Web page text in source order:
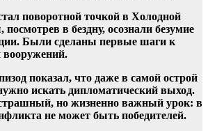
поворотной точкой в Холодной
в бездну, осознали безумие
Были сделаны первые шаги к
вооружений.
показал, что даже в самой острой
искать дипломатический выход.
но жизненно важный урок: в
не может быть победителей.